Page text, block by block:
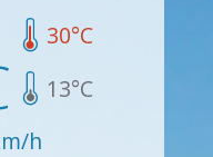
30°C
13°C
h